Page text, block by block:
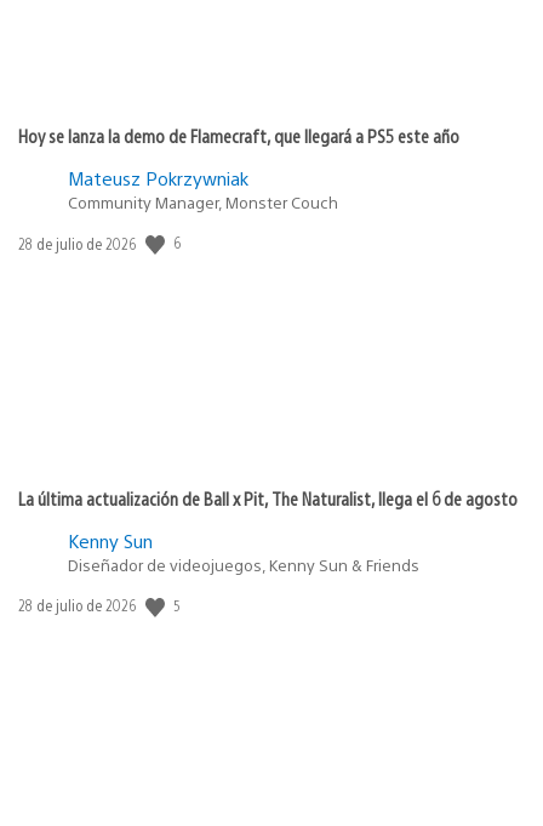
Hoy se lanza la demo de Flamecraft, que llegará a PS5 este año
Mateusz Pokrzywniak
Community Manager, Monster Couch
Fecha
28 de julio de 2026 6
La última actualización de Ball x Pit, The Naturalist, llega el 6 de agosto
Kenny Sun
Diseñador de videojuegos, Kenny Sun & Friends
Fecha
28 de julio de 2026 5